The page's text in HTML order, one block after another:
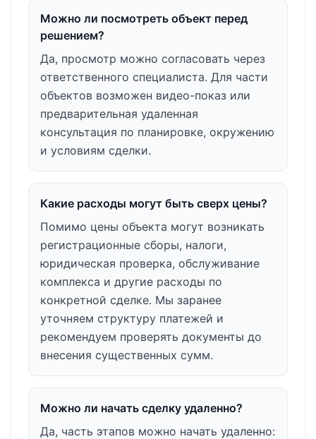
Можно ли посмотреть объект перед
решением?
Да, просмотр можно согласовать через
ответственного специалиста. Для части
объектов возможен видео-показ или
предварительная удаленная
консультация по планировке, окружению
и условиям сделки.
Какие расходы могут быть сверх цены?
Помимо цены объекта могут возникать
регистрационные сборы, налоги,
юридическая проверка, обслуживание
комплекса и другие расходы по
конкретной сделке. Мы заранее
уточняем структуру платежей и
рекомендуем проверять документы до
внесения существенных сумм.
Можно ли начать сделку удаленно?
Да, часть этапов можно начать удаленно: